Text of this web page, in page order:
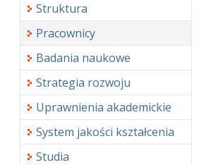
Struktura
Pracownicy
Badania naukowe
Strategia rozwoju
Uprawnienia akademickie
System jakości kształcenia
Studia